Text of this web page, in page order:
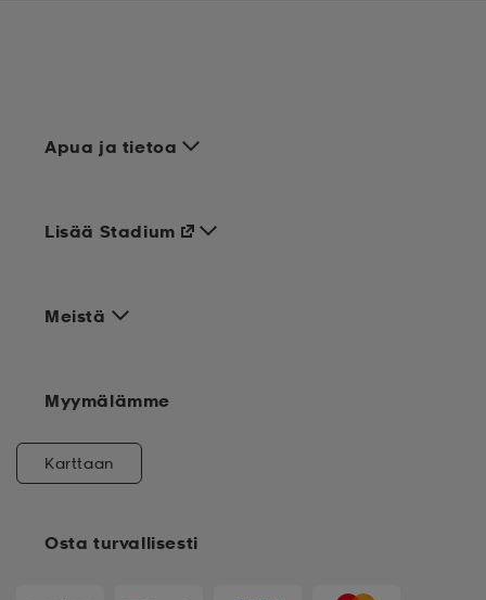
Apua ja tietoa
Meistä
Osta turvallisesti
Lisää Stadium
Myymälämme
Karttaan